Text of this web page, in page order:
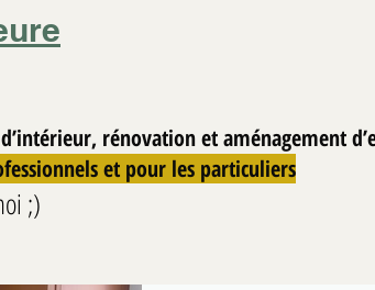
Eloïse PORTMANN
30 janv.
2 min de
rénovation et aménagement
et pour les particuliers
;)